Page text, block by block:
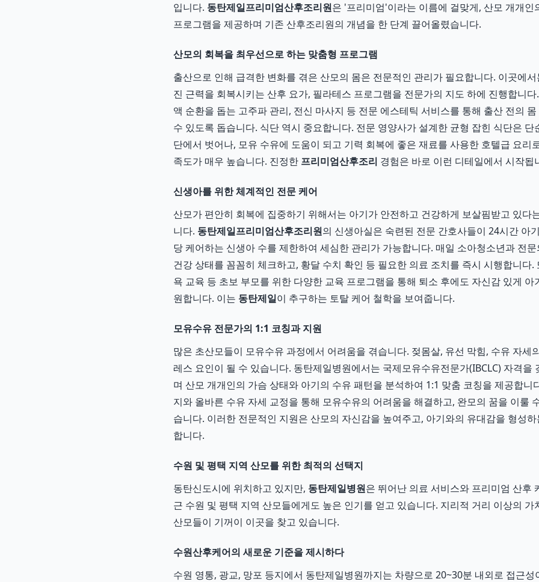
입니다. 동탄제일프리미엄산후조리원은 '프리미엄'이라는 이름에 걸맞게, 산모 개개인
프로그램을 제공하며 기존 산후조리원의 개념을 한 단계 끌어올렸습니다.
산모의 회복을 최우선으로 하는 맞춤형 프로그램
출산으로 인해 급격한 변화를 겪은 산모의 몸은 전문적인 관리가 필요합니다. 이곳에
진 근력을 회복시키는 산후 요가, 필라테스 프로그램을 전문가의 지도 하에 진행합니
액 순환을 돕는 고주파 관리, 전신 마사지 등 전문 에스테틱 서비스를 통해 출산 전의
수 있도록 돕습니다. 식단 역시 중요합니다. 전문 영양사가 설계한 균형 잡힌 식단은 단
단에서 벗어나, 모유 수유에 도움이 되고 기력 회복에 좋은 재료를 사용한 호텔급 요리
족도가 매우 높습니다. 진정한 프리미엄산후조리 경험은 바로 이런 디테일에서 시작됩
신생아를 위한 체계적인 전문 케어
산모가 편안히 회복에 집중하기 위해서는 아기가 안전하고 건강하게 보살핌받고 있다
니다. 동탄제일프리미엄산후조리원의 신생아실은 숙련된 전문 간호사들이 24시간 아
당 케어하는 신생아 수를 제한하여 세심한 관리가 가능합니다. 매일 소아청소년과 전
건강 상태를 꼼꼼히 체크하고, 황달 수치 확인 등 필요한 의료 조치를 즉시 시행합니다.
욕 교육 등 초보 부모를 위한 다양한 교육 프로그램을 통해 퇴소 후에도 자신감 있게 아
원합니다. 이는 동탄제일이 추구하는 토탈 케어 철학을 보여줍니다.
모유수유 전문가의 1:1 코칭과 지원
많은 초산모들이 모유수유 과정에서 어려움을 겪습니다. 젖몸살, 유선 막힘, 수유 자세
레스 요인이 될 수 있습니다. 동탄제일병원에서는 국제모유수유전문가(IBCLC) 자격을
며 산모 개개인의 가슴 상태와 아기의 수유 패턴을 분석하여 1:1 맞춤 코칭을 제공합니
지와 올바른 수유 자세 교정을 통해 모유수유의 어려움을 해결하고, 완모의 꿈을 이룰
습니다. 이러한 전문적인 지원은 산모의 자신감을 높여주고, 아기와의 유대감을 형성
합니다.
수원 및 평택 지역 산모를 위한 최적의 선택지
동탄신도시에 위치하고 있지만, 동탄제일병원은 뛰어난 의료 서비스와 프리미엄 산후
근 수원 및 평택 지역 산모들에게도 높은 인기를 얻고 있습니다. 지리적 거리 이상의 가
산모들이 기꺼이 이곳을 찾고 있습니다.
수원산후케어의 새로운 기준을 제시하다
수원 영통, 광교, 망포 등지에서 동탄제일병원까지는 차량으로 20~30분 내외로 접근